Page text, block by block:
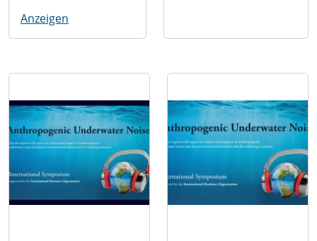
Anzeigen